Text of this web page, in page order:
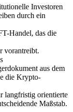
Investoren
durch ein
Handel, das die
vorantreibt.
aus dem
die Krypto-
langfristig orientierte
Maßstab.